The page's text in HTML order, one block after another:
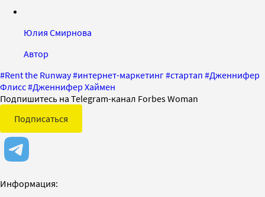
Юлия Смирнова
Автор
#Rent the Runway#интернет-маркетинг#стартап #Дженнифер
Флисс#Дженнифер Хаймен
Подпишитесь на Telegram-канал Forbes Woman
Подписаться
Информация: